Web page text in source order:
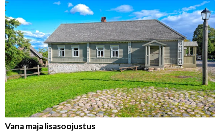
Vana maja lisasoojustus